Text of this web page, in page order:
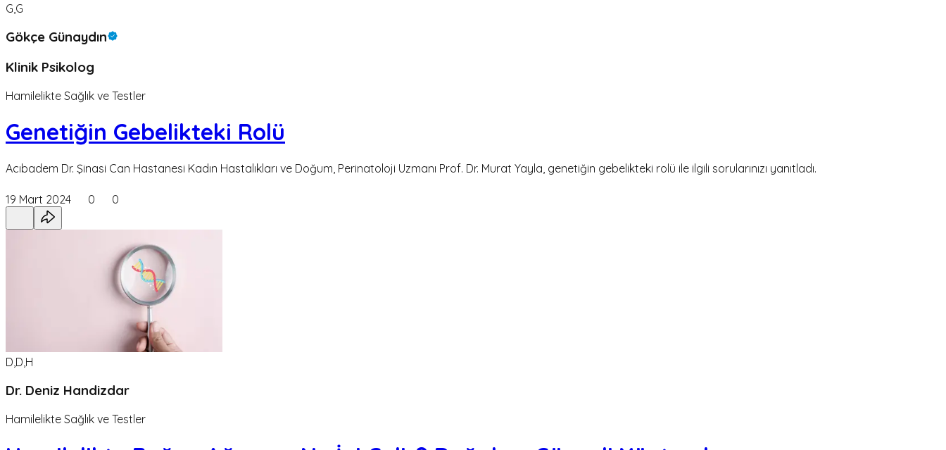
G,G
Gökçe Günaydın
Klinik Psikolog
Hamilelikte Sağlık ve Testler
Genetiğin Gebelikteki Rolü
Acıbadem Dr. Şinasi Can Hastanesi Kadın Hastalıkları ve Doğum, Perinatoloji Uzmanı Prof. Dr. Murat Yayla, genetiğin gebelikteki rolü ile ilgili sorularınızı yanıtladı.
19 Mart 2024 0 0
D,D,H
Dr. Deniz Handizdar
Hamilelikte Sağlık ve Testler